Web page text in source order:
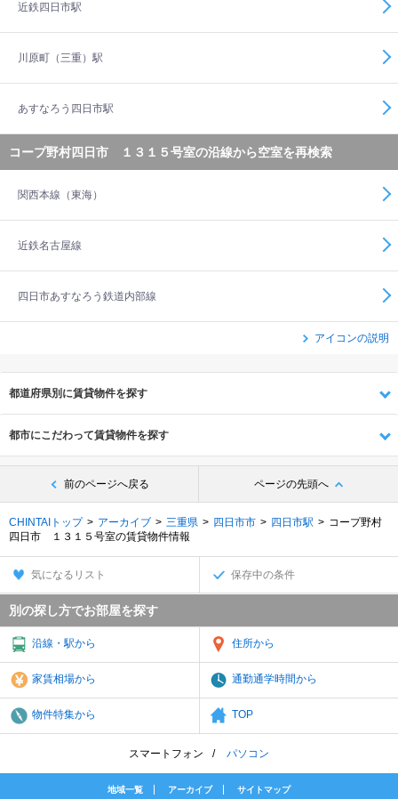
近鉄四日市駅
川原町（三重）駅
あすなろう四日市駅
コープ野村四日市 １３１５号室の沿線から空室を再検索
関西本線（東海）
近鉄名古屋線
四日市あすなろう鉄道内部線
アイコンの説明
都道府県別に賃貸物件を探す
都市にこだわって賃貸物件を探す
前のページへ戻る ページの先頭へ
CHINTAIトップ アーカイブ 三重県 四日市市 四日市駅
コープ野村
四日市 １３１５号室の賃貸物件情報
気になるリスト 保存中の条件
別の探し方でお部屋を探す
沿線・駅から 住所から
家賃相場から 通勤通学時間から
物件特集から TOP
スマートフォン パソコン
地域一覧 アーカイブ サイトマップ